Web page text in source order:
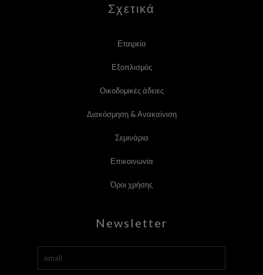
Σχετικά
Εταιρεία
Εξοπλισμός
Οικοδομικές άδειες
Διακόσμηση & Ανακαίνιση
Σεμινάρια
Επικοινωνία
Όροι χρήσης
Newsletter